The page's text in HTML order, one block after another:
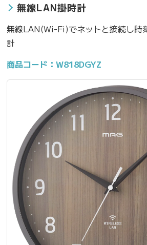
無線LAN掛時計
無線LAN(Wi-Fi)でネットと接続し時
計
商品コード：W818DGYZ